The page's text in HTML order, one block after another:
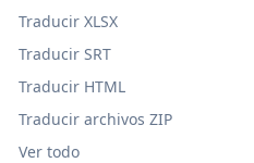
Traducir XLSX
Traducir SRT
Traducir HTML
Traducir archivos ZIP
Ver todo